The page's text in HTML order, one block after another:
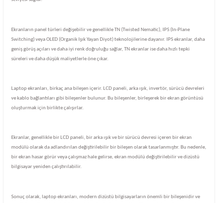
Ekranların panel türleri değişebilir ve genellikle TN (Twisted Nematic), IPS (In-Plane
Switching) veya OLED (Organik Işık Yayan Diyot) teknolojilerine dayanır. IPS ekranlar, daha
geniş görüş açıları ve daha iyi renk doğruluğu sağlar, TN ekranlar ise daha hızlı tepki
süreleri ve daha düşük maliyetlerle öne çıkar.
Laptop ekranları, birkaç ana bileşen içerir. LCD paneli, arka ışık, invertör, sürücü devreleri
ve kablo bağlantıları gibi bileşenler bulunur. Bu bileşenler, birleşerek bir ekran görüntüsü
oluşturmak için birlikte çalışırlar.
Ekranlar, genellikle bir LCD paneli, bir arka ışık ve bir sürücü devresi içeren bir ekran
modülü olarak da adlandırılan değiştirilebilir bir bileşen olarak tasarlanmıştır. Bu nedenle,
bir ekran hasar görür veya çalışmaz hale gelirse, ekran modülü değiştirilebilir ve dizüstü
bilgisayar yeniden çalıştırılabilir.
Sonuç olarak, laptop ekranları, modern dizüstü bilgisayarların önemli bir bileşenidir ve